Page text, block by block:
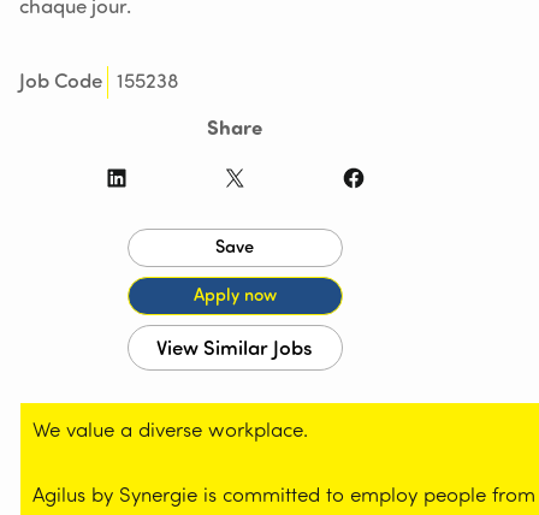
chaque jour.
Job Code 155238
Share
LinkedIn
X Facebook
We value a diverse workplace.
Agilus by Synergie is committed to employ people from